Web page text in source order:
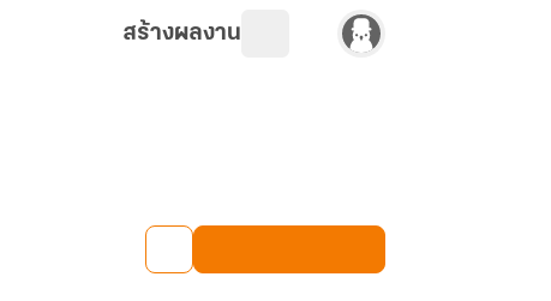
สร้างผลงาน